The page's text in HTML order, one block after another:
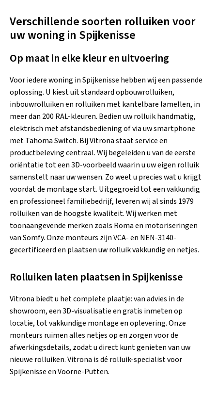
Verschillende soorten rolluiken voor
uw woning in Spijkenisse
Op maat in elke kleur en uitvoering
Voor iedere woning in Spijkenisse hebben wij een passende
oplossing. U kiest uit standaard opbouwrolluiken,
inbouwrolluiken en rolluiken met kantelbare lamellen, in
meer dan 200 RAL-kleuren. Bedien uw rolluik handmatig,
elektrisch met afstandsbediening of via uw smartphone
met Tahoma Switch. Bij Vitrona staat service en
productbeleving centraal. Wij begeleiden u van de eerste
oriëntatie tot een 3D-voorbeeld waarin u uw eigen rolluik
samenstelt naar uw wensen. Zo weet u precies wat u krijgt
voordat de montage start. Uitgegroeid tot een vakkundig
en professioneel familiebedrijf, leveren wij al sinds 1979
rolluiken van de hoogste kwaliteit. Wij werken met
toonaangevende merken zoals Roma en motoriseringen
van Somfy. Onze monteurs zijn VCA- en NEN-3140-
gecertificeerd en plaatsen uw rolluik vakkundig en netjes.
Rolluiken laten plaatsen in Spijkenisse
Vitrona biedt u het complete plaatje: van advies in de
showroom, een 3D-visualisatie en gratis inmeten op
locatie, tot vakkundige montage en oplevering. Onze
monteurs ruimen alles netjes op en zorgen voor de
afwerkingsdetails, zodat u direct kunt genieten van uw
nieuwe rolluiken. Vitrona is dé rolluik-specialist voor
Spijkenisse en Voorne-Putten.